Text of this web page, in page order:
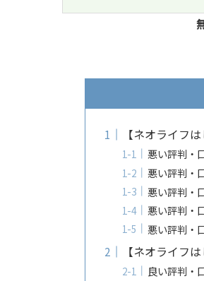
【ネオライフ
悪い評判・
悪い評判・
悪い評判・
悪い評判・
悪い評判・
【ネオライフ
良い評判・